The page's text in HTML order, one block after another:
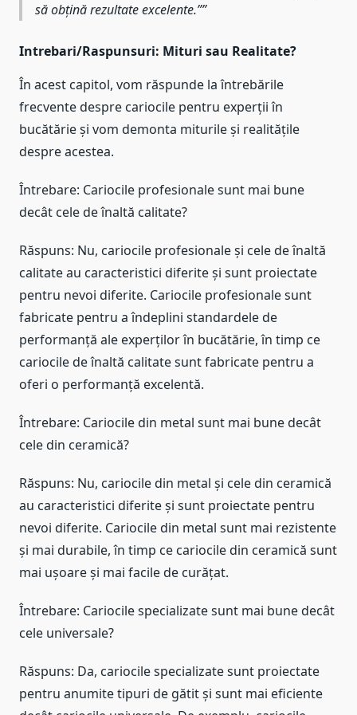
să obțină rezultate excelente.”
Intrebari/Raspunsuri: Mituri sau Realitate?
În acest capitol, vom răspunde la întrebările
frecvente despre cariocile pentru experții în
bucătărie și vom demonta miturile și realitățile
despre acestea.
Întrebare: Cariocile profesionale sunt mai bune
decât cele de înaltă calitate?
Răspuns: Nu, cariocile profesionale și cele de înaltă
calitate au caracteristici diferite și sunt proiectate
pentru nevoi diferite. Cariocile profesionale sunt
fabricate pentru a îndeplini standardele de
performanță ale experților în bucătărie, în timp ce
cariocile de înaltă calitate sunt fabricate pentru a
oferi o performanță excelentă.
Întrebare: Cariocile din metal sunt mai bune decât
cele din ceramică?
Răspuns: Nu, cariocile din metal și cele din ceramică
au caracteristici diferite și sunt proiectate pentru
nevoi diferite. Cariocile din metal sunt mai rezistente
și mai durabile, în timp ce cariocile din ceramică sunt
mai ușoare și mai facile de curățat.
Întrebare: Cariocile specializate sunt mai bune decât
cele universale?
Răspuns: Da, cariocile specializate sunt proiectate
pentru anumite tipuri de gătit și sunt mai eficiente